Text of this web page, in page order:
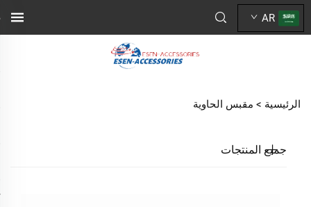
AR
الرئيسية > مقبس الحاوية
جميع المنتجات